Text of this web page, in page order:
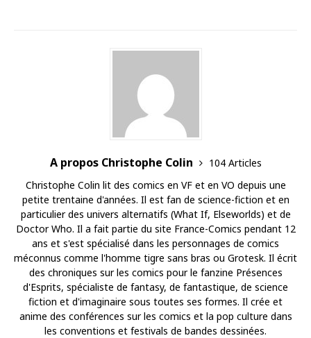
A propos Christophe Colin
104 Articles
Christophe Colin lit des comics en VF et en VO depuis une
petite trentaine d'années. Il est fan de science-fiction et en
particulier des univers alternatifs (What If, Elseworlds) et de
Doctor Who. Il a fait partie du site France-Comics pendant 12
ans et s'est spécialisé dans les personnages de comics
méconnus comme l'homme tigre sans bras ou Grotesk. Il écrit
des chroniques sur les comics pour le fanzine Présences
d'Esprits, spécialiste de fantasy, de fantastique, de science
fiction et d'imaginaire sous toutes ses formes. Il crée et
anime des conférences sur les comics et la pop culture dans
les conventions et festivals de bandes dessinées.